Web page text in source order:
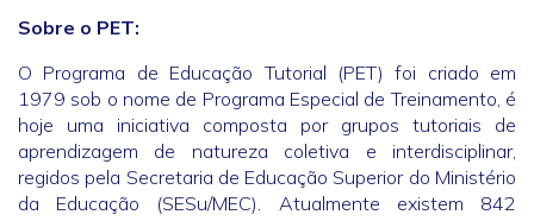
Sobre o PET:
O Programa de Educação Tutorial (PET) foi criado em
1979 sob o nome de Programa Especial de Treinamento, é
hoje uma iniciativa composta por grupos tutoriais de
aprendizagem de natureza coletiva e interdisciplinar,
regidos pela Secretaria de Educação Superior do Ministério
da Educação (SESu/MEC). Atualmente existem 842